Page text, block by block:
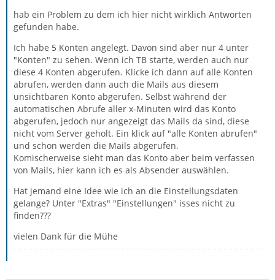
hab ein Problem zu dem ich hier nicht wirklich Antworten
gefunden habe.
Ich habe 5 Konten angelegt. Davon sind aber nur 4 unter
"Konten" zu sehen. Wenn ich TB starte, werden auch nur
diese 4 Konten abgerufen. Klicke ich dann auf alle Konten
abrufen, werden dann auch die Mails aus diesem
unsichtbaren Konto abgerufen. Selbst während der
automatischen Abrufe aller x-Minuten wird das Konto
abgerufen, jedoch nur angezeigt das Mails da sind, diese
nicht vom Server geholt. Ein klick auf "alle Konten abrufen"
und schon werden die Mails abgerufen.
Komischerweise sieht man das Konto aber beim verfassen
von Mails, hier kann ich es als Absender auswählen.
Hat jemand eine Idee wie ich an die Einstellungsdaten
gelange? Unter "Extras" "Einstellungen" isses nicht zu
finden???
vielen Dank für die Mühe